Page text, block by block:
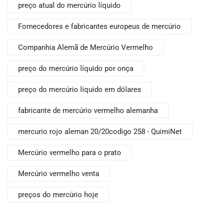
preço atual do mercúrio líquido
Fornecedores e fabricantes europeus de mercúrio
Companhia Alemã de Mercúrio Vermelho
preço do mercúrio líquido por onça
preço do mercúrio líquido em dólares
fabricante de mercúrio vermelho alemanha
mercurio rojo aleman 20/20codigo 258 - QuimiNet
Mercúrio vermelho para o prato
Mercúrio vermelho venta
preços do mercúrio hoje